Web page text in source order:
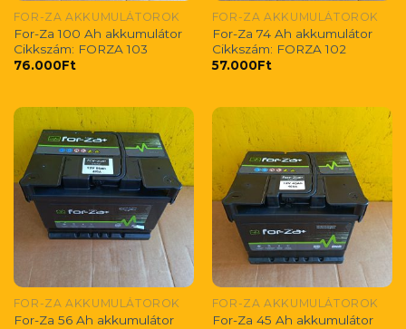
FOR-ZA AKKUMULÁTOROK
For-Za 100 Ah akkumulátor
Cikkszám: FORZA 103
76.000Ft
FOR-ZA AKKUMULÁTOROK
For-Za 74 Ah akkumulátor
Cikkszám: FORZA 102
57.000Ft
FOR-ZA AKKUMULÁTOROK
For-Za 56 Ah akkumulátor
FOR-ZA AKKUMULÁTOROK
For-Za 45 Ah akkumulátor